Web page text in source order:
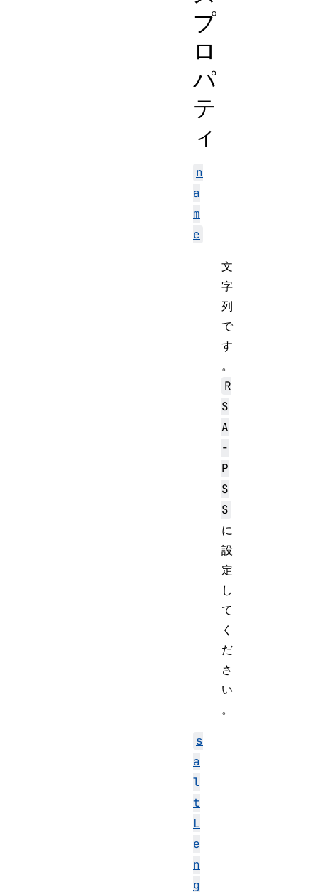
プ
ロ
パ
テ
ィ
n
a
m
e
文
字
列
で
す
。
R
S
A
-
P
S
S
に
設
定
し
て
く
だ
さ
い
。
s
a
l
t
L
e
n
g